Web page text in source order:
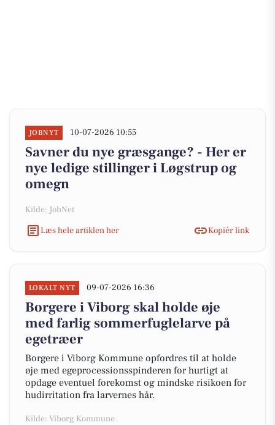
JOBNYT 10-07-2026 10:55
Savner du nye græsgange? - Her er
nye ledige stillinger i Løgstrup og
omegn
Kilde: JobNet
Læs hele artiklen her
Kopiér link
LOKALT NYT 09-07-2026 16:36
Borgere i Viborg skal holde øje
med farlig sommerfuglelarve på
egetræer
Borgere i Viborg Kommune opfordres til at holde
øje med egeprocessionsspinderen for hurtigt at
opdage eventuel forekomst og mindske risikoen for
hudirritation fra larvernes hår.
Kilde: Viborg Kommune